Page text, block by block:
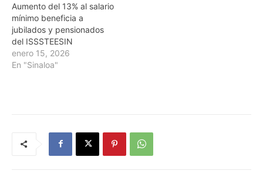
Aumento del 13% al salario
mínimo beneficia a
jubilados y pensionados
del ISSSTEESIN
enero 15, 2026
En "Sinaloa"